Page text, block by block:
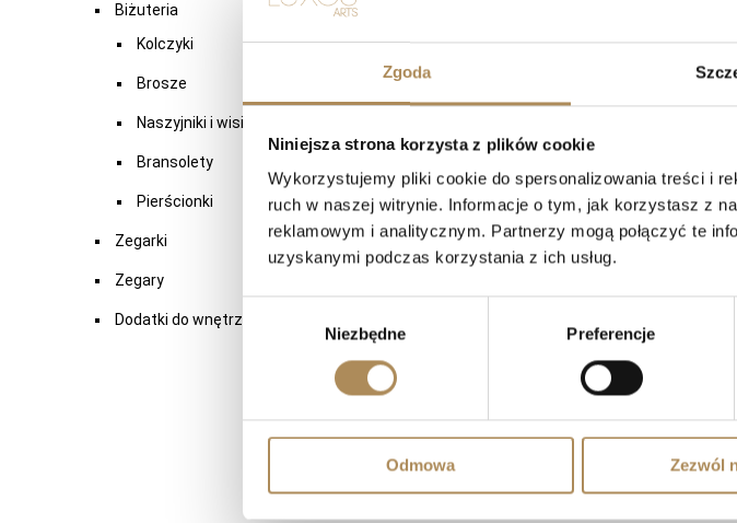
Zgoda
Niniejsza strona korzysta z plików cookie
Wykorzystujemy pliki cookie do spersonalizowania treści i
ruch w naszej witrynie. Informacje o tym, jak korzystasz z
reklamowym i analitycznym. Partnerzy mogą połączyć te
uzyskanymi podczas korzystania z ich usług.
Niezbędne Preferencje
Odmowa Zezwól
Biżuteria
Kolczyki
Brosze
Naszyjniki i wisiory
Bransolety
Pierścionki
Zegarki
Zegary
Dodatki do wnętrz